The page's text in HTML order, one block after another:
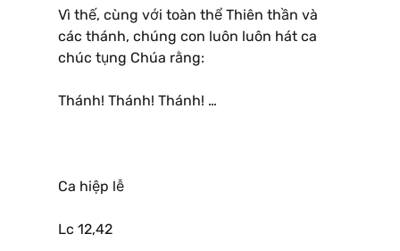
Vì thế, cùng với toàn thể Thiên thần và
các thánh, chúng con luôn luôn hát ca
chúc tụng Chúa rằng:
Thánh! Thánh! Thánh! …
Ca hiệp lễ
Lc 12,42